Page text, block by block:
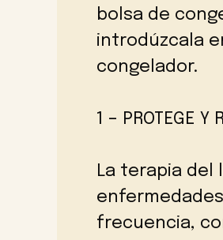
bolsa de
introdúzcala
congelador.
1 – PROTEGE Y
La terapia del
frecuencia,